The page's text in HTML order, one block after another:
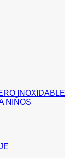
INOXIDABLE
NIÑOS